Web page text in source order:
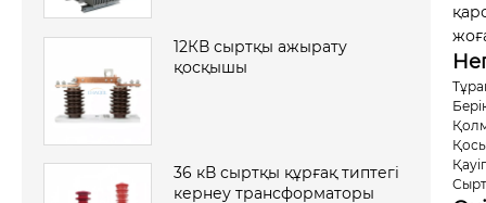
12КВ сыртқы ажырату
қосқышы
36 кВ сыртқы құрғақ типтегі
кернеу трансформаторы